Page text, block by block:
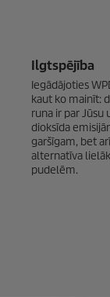
Ilgtspējība
Iegādājoties
kaut ko mainīt:
runa ir par Jūsu
dioksīda
garšīgam, bet
alternatīva
pudelēm.